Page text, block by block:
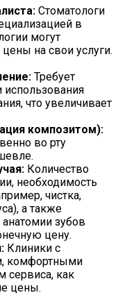
Стоматологи
в
могут
на свои услуги.
Требует
использования
что увеличивает
композитом):
во рту
Количество
необходимость
чистка,
а также
зубов
цену.
Клиники с
комфортными
сервиса, как
цены.